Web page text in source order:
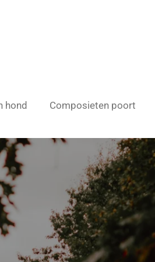
hond Composieten poort